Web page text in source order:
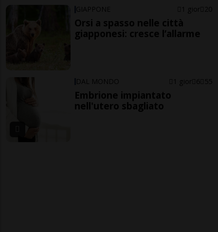
GIAPPONE 1 gior 20
Orsi a spasso nelle città
giapponesi: cresce l’allarme
DAL MONDO 1 gior 6 55
Embrione impiantato
nell'utero sbagliato